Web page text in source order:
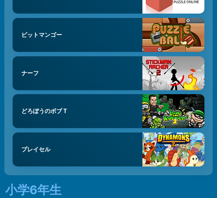
ビットマンゴー
ナーフ
どろぼうのボブ T
プレイセル
小学6年生